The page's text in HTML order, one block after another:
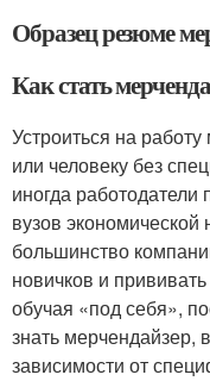
Образец резюме
Как стать
Устроиться на
или человеку без
иногда
вузов
большинство
новичков и
обучая «под себя»,
знать мерчендайзер,
зависимости от